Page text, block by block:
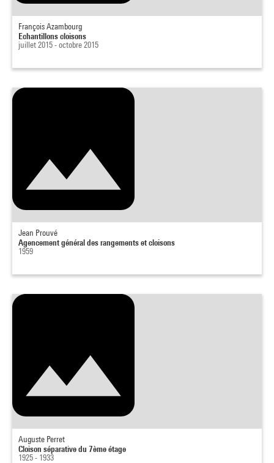
François Azambourg
Echantillons cloisons
juillet 2015 - octobre 2015
Jean Prouvé
Agencement général des rangements et cloisons
1959
Auguste Perret
Cloison séparative du 7ème étage
1925 - 1933